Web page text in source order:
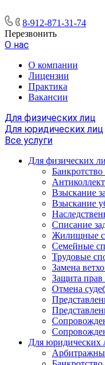
8-912-871-31-74
Перезвонить
О нас
О компании
Лицензии
Практика
Вакансии
Для физических лиц
Для юридических лиц
Все услуги
Для физических
Взыскание
Взыскание
Списание
Жилищные
Семейные
Трудовые
Замена
Защита прав
Отмена
Для юридических